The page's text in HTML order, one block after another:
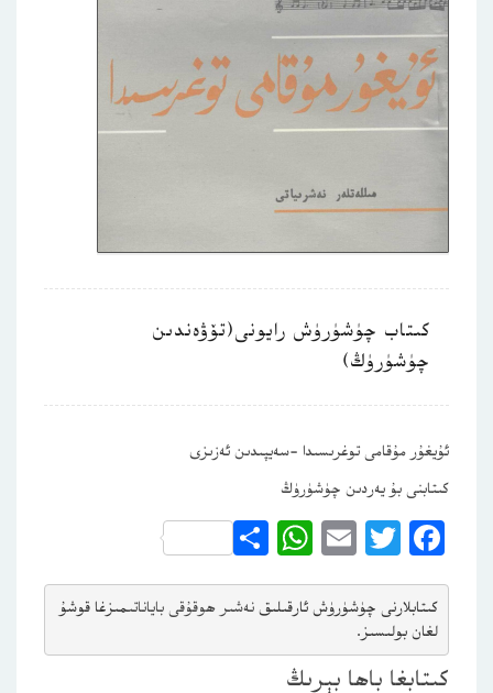
كىتاب چۈشۈرۈش رايونى(تۆۋەندىن
چۈشۈرۈڭ)
ئۇيغۇر مۇقامى توغرىسىدا -سەيپىدىن ئەزىزى
كىتابنى بۇ يەردىن چۈشۈرۈڭ
Facebook
Twitter
Email
WhatsApp
Share
كىتابلارنى چۈشۈرۈش ئارقىلىق نەشىر ھوقۇقى باياناتىمىزغا قوشۇ
لغان بولىسىز.
كىتابغا باھا بېرىڭ